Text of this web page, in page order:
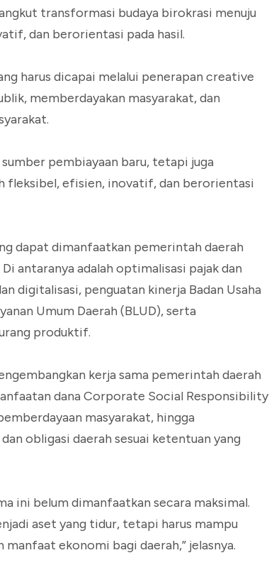
transformasi budaya birokrasi menuju
dan berorientasi pada hasil.
harus dicapai melalui penerapan creative
memberdayakan masyarakat, dan
pembiayaan baru, tetapi juga
fleksibel, efisien, inovatif, dan berorientasi
dapat dimanfaatkan pemerintah daerah
antaranya adalah optimalisasi pajak dan
digitalisasi, penguatan kinerja Badan Usaha
Umum Daerah (BLUD), serta
produktif.
kerja sama pemerintah daerah
dana Corporate Social Responsibility
masyarakat, hingga
obligasi daerah sesuai ketentuan yang
ini belum dimanfaatkan secara maksimal.
aset yang tidur, tetapi harus mampu
ekonomi bagi daerah,” jelasnya.